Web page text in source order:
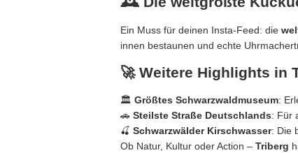
Ein Muss für deinen Insta-Feed: die
innen bestaunen und echte
🚀 Weitere Highlights in
🏛️ Größtes Schwarzwaldmuseum:
🚗 Steilste Straße Deutschlands: Für
🍒 Schwarzwälder Kirschwasser: Die
Ob Natur, Kultur oder Action – Triberg